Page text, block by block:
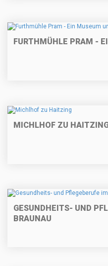
FURTHMÜHLE PRAM -
MICHLHOF ZU
GESUNDHEITS- UND
BRAUNAU